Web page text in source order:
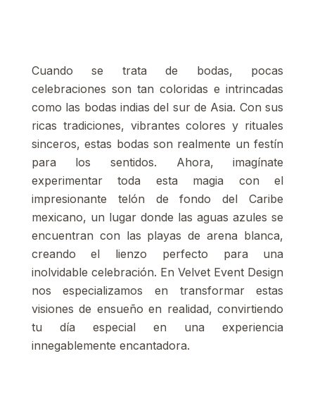
Cuando se trata de bodas, pocas
celebraciones son tan coloridas e intrincadas
como las bodas indias del sur de Asia. Con sus
ricas tradiciones, vibrantes colores y rituales
sinceros, estas bodas son realmente un festín
para los sentidos. Ahora, imagínate
experimentar toda esta magia con el
impresionante telón de fondo del Caribe
mexicano, un lugar donde las aguas azules se
encuentran con las playas de arena blanca,
creando el lienzo perfecto para una
inolvidable celebración. En Velvet Event Design
nos especializamos en transformar estas
visiones de ensueño en realidad, convirtiendo
tu día especial en una experiencia
innegablemente encantadora.